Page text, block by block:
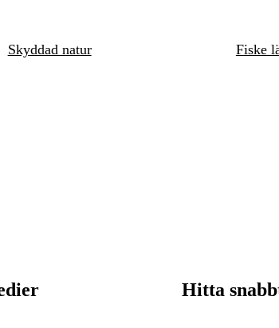
Skyddad natur Fiske
Hitta